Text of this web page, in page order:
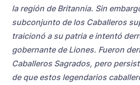
la región de Britannia. Sin
subconjunto de los Caballeros
traicionó a su patria e intentó
gobernante de Liones. Fueron
Caballeros Sagrados, pero
de que estos legendarios